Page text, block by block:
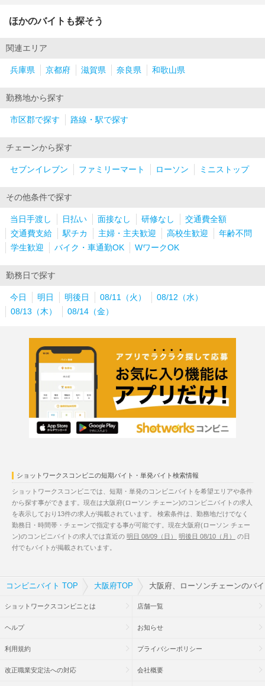
ほかのバイトも探そう
関連エリア
兵庫県 京都府 滋賀県 奈良県 和歌山県
勤務地から探す
市区郡で探す 路線・駅で探す
チェーンから探す
セブンイレブン ファミリーマート ローソン ミニストップ
その他条件で探す
当日手渡し 日払い 面接なし 研修なし
交通費全額
交通費支給
駅チカ 主婦・主夫歓迎 高校生歓迎
年齢不問
学生歓迎
バイク・車通勤OK WワークOK
勤務日で探す
今日 明日 明後日 08/11（火）
08/12（水）
08/13（木）
08/14（金）
ショットワークスコンビニの短期バイト・単発バイト検索情報
ショットワークスコンビニでは、短期・単発のコンビニバイトを希望エリアや条件
から探す事ができます。現在は大阪府(ローソン チェーン)のコンビニバイトの求人
を表示しており13件の求人が掲載されています。 検索条件は、勤務地だけでなく
勤務日・時間帯・チェーンで指定する事が可能です。現在大阪府(ローソン チェー
ン)のコンビニバイトの求人では直近の 明日 08/09（日） 明後日 08/10（月）
の日
付でもバイトが掲載されています。
コンビニバイト TOP 大阪府TOP 大阪府、ローソンチェーンのバ
ショットワークスコンビニとは 店舗一覧
ヘルプ お知らせ
利用規約 プライバシーポリシー
改正職業安定法への対応 会社概要